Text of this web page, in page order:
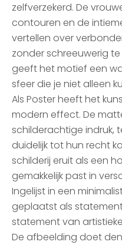
zelfverzekerd. De
contouren en de
vertellen over
zonder schreeuwerig
geeft het motief een
sfeer die je niet alleen
Als Poster heeft het
modern effect. De
schilderachtige indruk,
duidelijk tot hun recht
schilderij eruit als een
gemakkelijk past in
Ingelijst in een
geplaatst als
statement van
De afbeelding doet